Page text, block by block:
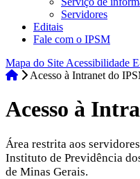
Servidores
Editais
Fale com o IPSM
Mapa do Site Acessibilidade
Acesso à Intranet do
Acesso à
Área restrita aos
Instituto de Previdência
de Minas Gerais.